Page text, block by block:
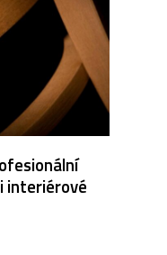
interiérové